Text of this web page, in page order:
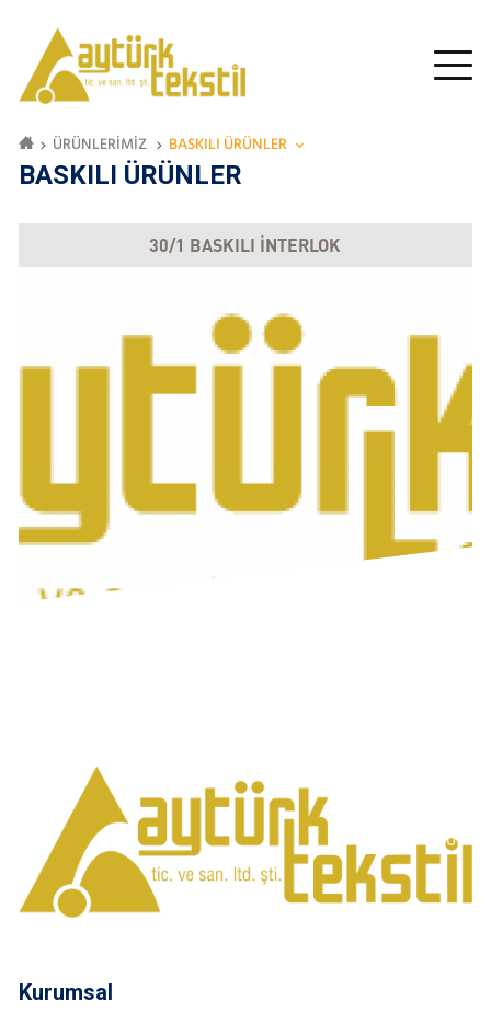
ÜRÜNLERİMİZ BASKILI ÜRÜNLER
BASKILI ÜRÜNLER
30/1 BASKILI İNTERLOK
Kurumsal